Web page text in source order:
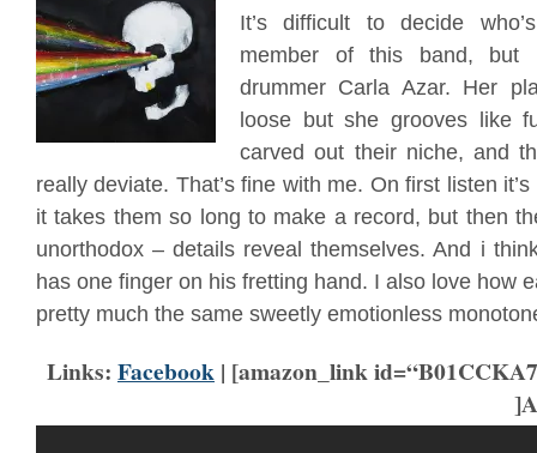
It’s difficult to decide
member of this band, but
drummer Carla Azar. Her
loose but she grooves like
carved out their niche, and
really deviate. That’s fine with me. On first listen
it takes them so long to make a record, but then
unorthodox – details reveal themselves. And i
has one finger on his fretting hand. I also love how
pretty much the same sweetly emotionless
Links: Facebook | [amazon_link